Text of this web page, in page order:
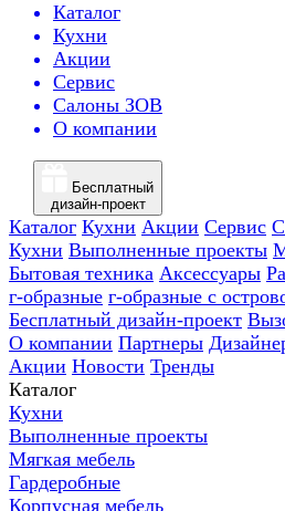
Каталог
Кухни
Акции
Сервис
Салоны ЗОВ
О компании
Бесплатный
дизайн-проект
Каталог Кухни Акции Сервис
Кухни Выполненные проекты
Бытовая техника Аксессуары
г-образные г-образные с
Бесплатный дизайн-проект
О компании Партнеры
Акции Новости Тренды
Каталог
Кухни
Выполненные проекты
Мягкая мебель
Гардеробные
Корпусная мебель